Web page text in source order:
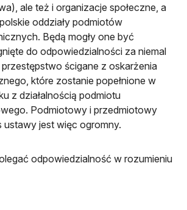
ale też i organizacje społeczne, a
oddziały podmiotów
Będą mogły one być
do odpowiedzialności za niemal
ścigane z oskarżenia
które zostanie popełnione w
z działalnością podmiotu
Podmiotowy i przedmiotowy
ustawy jest więc ogromny.
odpowiedzialność w rozumieniu